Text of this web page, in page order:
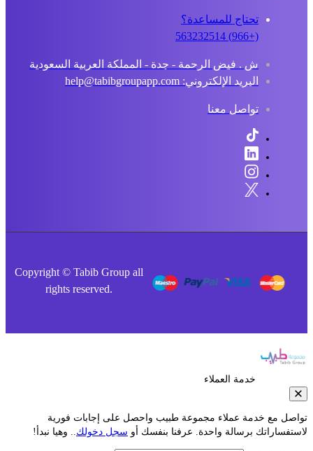
تحتاج للمساعدة؟
ش . فيض الرحمة - جدة - المملكة العربية السعودية
البريد الإلكتروني: help@tabibgroupapp.com
تواصل معنا
Copyright © Tabib Group all
rights reserved.
خدمة العملاء
مع خدمة عملاء مجموعة طبيب واحصل على إجابات فورية
برسالة واحدة. عرفنا بنفسك أوسجل دخولك.. وهيا نبدأ!